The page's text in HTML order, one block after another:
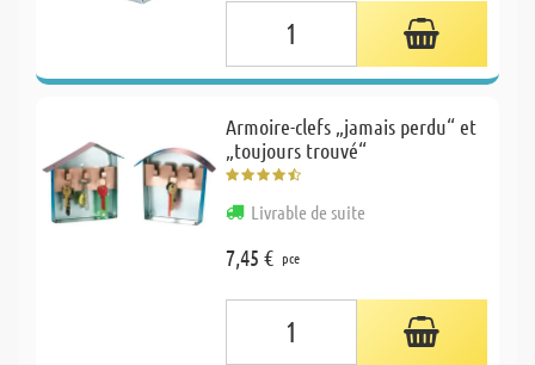
Armoire-clefs „jamais perdu“ et
„toujours trouvé“
Livrable de suite
7,45 € pce